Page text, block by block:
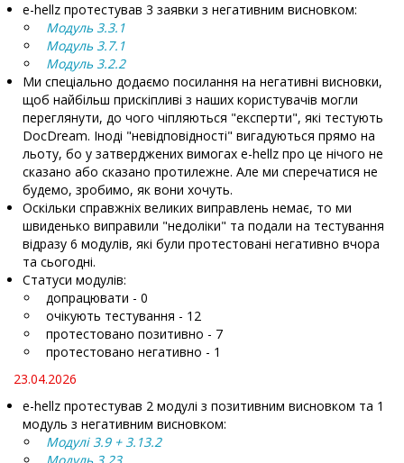
e-hellz протестував 3 заявки з негативним висновком:
Модуль 3.3.1
Модуль 3.7.1
Модуль 3.2.2
Ми спеціально додаємо посилання на негативні висновки,
щоб найбільш прискіпливі з наших користувачів могли
переглянути, до чого чіпляються "експерти", які тестують
DocDream. Іноді "невідповідності" вигадуються прямо на
льоту, бо у затверджених вимогах e-hellz про це нічого не
сказано або сказано протилежне. Але ми сперечатися не
будемо, зробимо, як вони хочуть.
Оскільки справжніх великих виправлень немає, то ми
швиденько виправили "недоліки" та подали на тестування
відразу 6 модулів, які були протестовані негативно вчора
та сьогодні.
Статуси модулів:
допрацювати - 0
очікують тестування - 12
протестовано позитивно - 7
протестовано негативно - 1
23.04.2026
e-hellz протестував 2 модулі з позитивним висновком та 1
модуль з негативним висновком:
Модулі 3.9 + 3.13.2